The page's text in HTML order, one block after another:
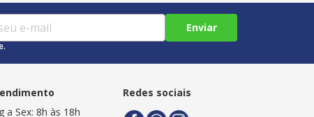
Enviar
a Sex: 8h às 18h
Redes sociais